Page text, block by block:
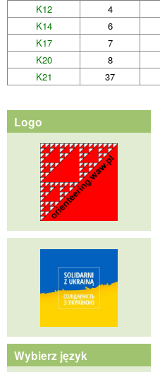
K12
4
K14
6
K17
7
K20
8
K21
37
Logo
Wybierz język